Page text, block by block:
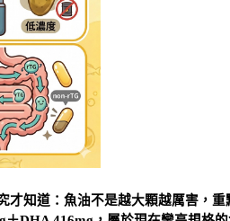
才知道：魚油不是越大顆越厲害，